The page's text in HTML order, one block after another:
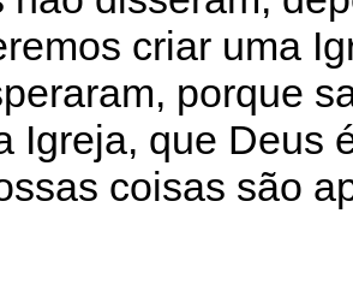
criar uma
porque
Igreja, que Deus
coisas são